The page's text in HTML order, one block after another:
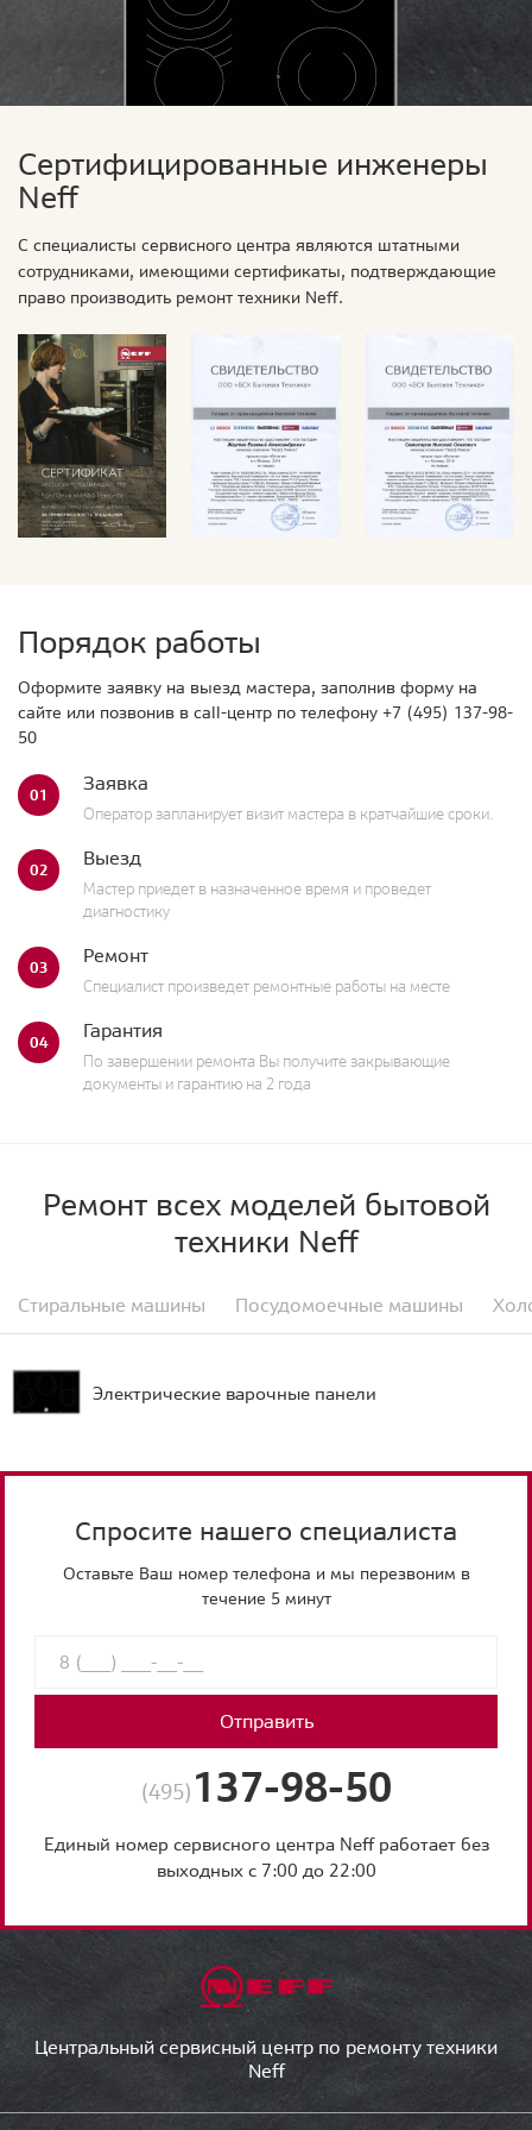
Сертифицированные инженеры
Neff
С специалисты сервисного центра являются штатными
сотрудниками, имеющими сертификаты, подтверждающие
право производить ремонт техники Neff.
Порядок работы
Оформите заявку на выезд мастера, заполнив форму на
сайте или позвонив в call-центр по телефону +7 (495) 137-98-
50
01 Заявка
Оператор запланирует визит мастера в кратчайшие сроки.
02 Выезд
Мастер приедет в назначенное время и проведет
диагностику
03 Ремонт
Специалист произведет ремонтные работы на месте
04 Гарантия
По завершении ремонта Вы получите закрывающие
документы и гарантию на 2 года
Ремонт всех моделей бытовой
техники Neff
Стиральные машины Посудомоечные машины
Электрические варочные панели
Спросите нашего специалиста
Оставьте Ваш номер телефона и мы перезвоним в
течение 5 минут
Отправить
(495) 137-98-50
Единый номер сервисного центра Neff работает без
выходных с 7:00 до 22:00
Центральный сервисный центр по ремонту техники
Neff